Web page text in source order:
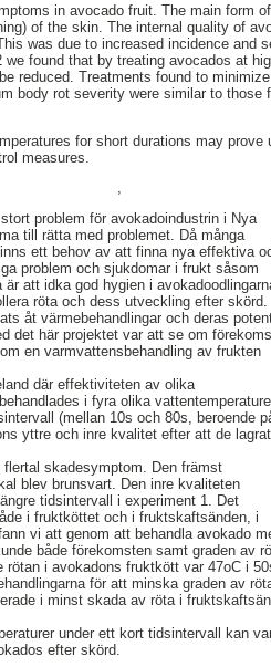
in avocado fruit. The main form
of the skin. The internal quality of
was due to increased incidence and
found that by treating avocados at
reduced. Treatments found to
body rot severity were similar to those
for short durations may
measures.
,
problem för avokadoindustrin i Nya
till rätta med problemet. Då många
ett behov av att finna nya effektiva
problem och sjukdomar i frukt såsom
att idka god hygien i
röta och dess utveckling efter skörd.
åt värmebehandlingar och deras
det här projektet var att se om
en varmvattensbehandling av frukten
där effektiviteten av olika
i fyra olika
(mellan 10s och 80s, beroende
yttre och inre kvalitet efter att de
skadesymptom. Den främst
blev brunsvart. Den inre kvaliteten
tidsintervall i experiment 1. Det
i fruktköttet och i fruktskaftsänden, i
vi att genom att behandla avokado
både förekomsten samt graden av
rötan i avokadons fruktkött var 47oC i
för att minska graden av
i minst skada av röta i
under ett kort tidsintervall kan
efter skörd.